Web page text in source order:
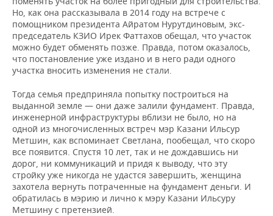
Но, как она рассказывала в 2014 году на встрече с
помощником президента Айратом Нурутдиновым, экс-
председатель КЗИО Ирек Фаттахов обещал, что участок
можно будет обменять позже. Правда, потом оказалось,
что постановление уже издано и в него ради одного
участка вносить изменения не стали.
Тогда семья предприняла попытку построиться на
выданной земле — они даже залили фундамент. Правда,
инженерной инфраструктуры вблизи не было, но на
одной из многочисленных встреч мэр Казани Ильсур
Метшин, как вспоминает Светлана, пообещал, что скоро
все появится. Спустя 10 лет, так и не дождавшись ни
дорог, ни коммуникаций и придя к выводу, что эту
стройку уже никогда не удастся завершить, женщина
захотела вернуть потраченные на фундамент деньги. И
обратилась в мэрию и лично к мэру Казани Ильсуру
Метшину с претензией.